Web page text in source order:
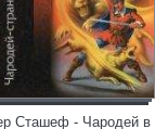
Сташеф - Чародей в